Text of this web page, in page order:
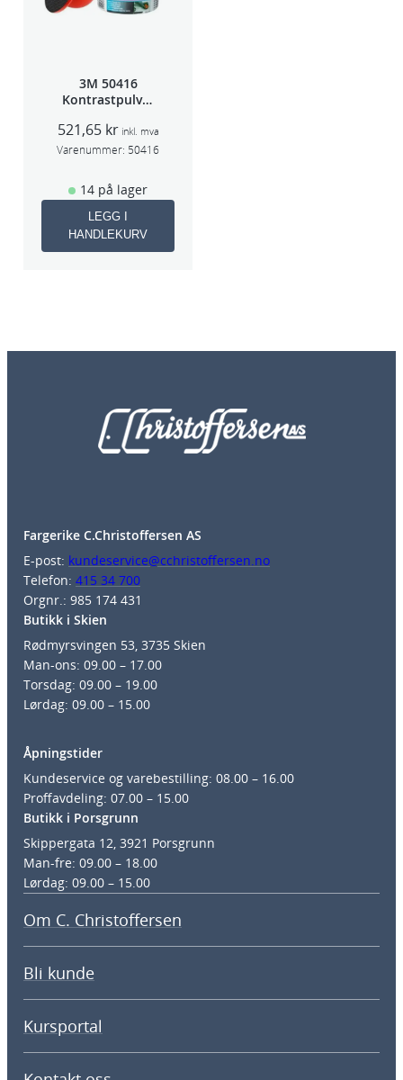
3M 50416
Kontrastpulver
521,65 kr inkl. mva
Varenummer: 50416
14 på lager
LEGG I
HANDLEKURV
Fargerike C.Christoffersen AS
E-post: kundeservice@cchristoffersen.no
Telefon: 415 34 700
Orgnr.: 985 174 431
Butikk i Skien
Rødmyrsvingen 53, 3735 Skien
Man-ons: 09.00 – 17.00
Torsdag: 09.00 – 19.00
Lørdag: 09.00 – 15.00
Åpningstider
Kundeservice og varebestilling: 08.00 – 16.00
Proffavdeling: 07.00 – 15.00
Butikk i Porsgrunn
Skippergata 12, 3921 Porsgrunn
Man-fre: 09.00 – 18.00
Lørdag: 09.00 – 15.00
Om C. Christoffersen
Bli kunde
Kursportal